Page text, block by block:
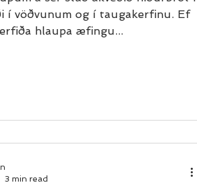
í vöðvunum og í taugakerfinu. Ef
hlaupa æfingu...
3 min read